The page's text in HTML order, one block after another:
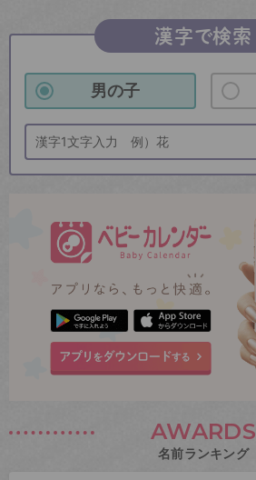
漢字で検索
男の子
AWARDS
名前ランキング